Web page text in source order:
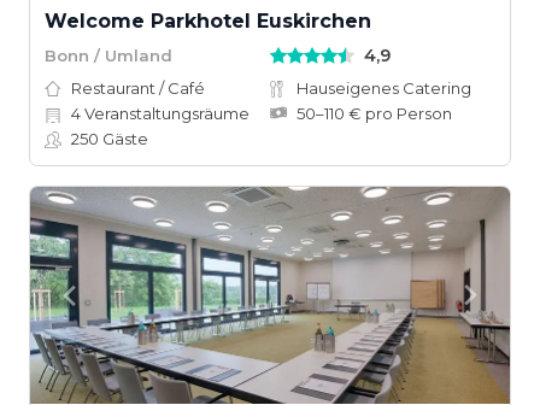
Welcome Parkhotel Euskirchen
Bonn / Umland 4,9
Restaurant / Café
Hauseigenes Catering
4Veranstaltungsräume
50–110 € pro Person
250 Gäste